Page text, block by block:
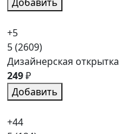
+5
5(2609)
Дизайнерская открытка
249₽
Добавить
+44